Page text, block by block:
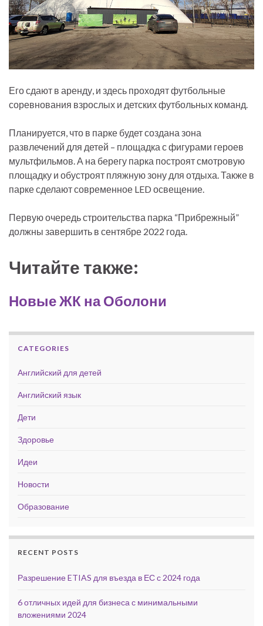
Его сдают в аренду, и здесь проходят футбольные
соревнования взрослых и детских футбольных команд.
Планируется, что в парке будет создана зона
развлечений для детей – площадка с фигурами героев
мультфильмов. А на берегу парка построят смотровую
площадку и обустроят пляжную зону для отдыха. Также в
парке сделают современное LED освещение.
Первую очередь строительства парка “Прибрежный”
должны завершить в сентябре 2022 года.
Читайте также:
Новые ЖК на Оболони
CATEGORIES
Английский для детей
Английский язык
Дети
Здоровье
Идеи
Новости
Образование
RECENT POSTS
Разрешение ETIAS для въезда в ЕС с 2024 года
6 отличных идей для бизнеса с минимальными
вложениями 2024